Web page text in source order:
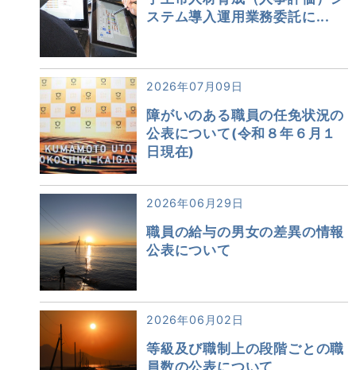
ステム導入運用業務委託に...
2026年07月09日
障がいのある職員の任免状況の
公表について(令和８年６月１
日現在)
2026年06月29日
職員の給与の男女の差異の情報
公表について
2026年06月02日
等級及び職制上の段階ごとの職